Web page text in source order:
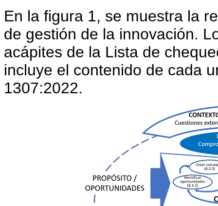
En la figura 1, se muestra la
de gestión de la innovación.
acápites de la Lista de
incluye el contenido de cada
1307:2022.